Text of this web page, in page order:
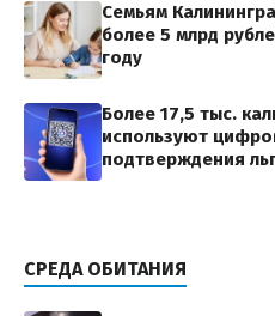
Семьям
более 5 млрд
году
Более 17,5 тыс.
используют
подтверждения
СРЕДА ОБИТАНИЯ